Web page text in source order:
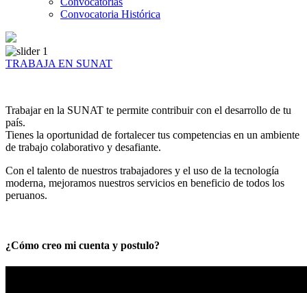
Convocatoria Histórica
TRABAJA EN SUNAT
Trabajar en la SUNAT te permite contribuir con el desarrollo de tu
país.
Tienes la oportunidad de fortalecer tus competencias en un ambiente
de trabajo colaborativo y desafiante.
Con el talento de nuestros trabajadores y el uso de la tecnología
moderna, mejoramos nuestros servicios en beneficio de todos los
peruanos.
¿Cómo creo mi cuenta y postulo?